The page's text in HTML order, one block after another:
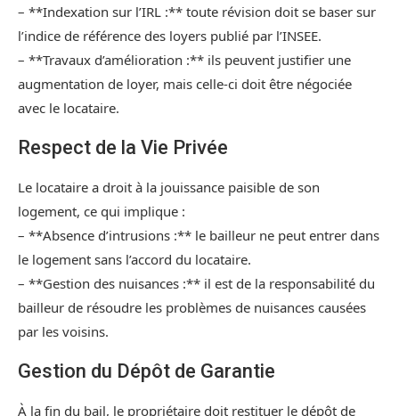
– **Indexation sur l’IRL :** toute révision doit se baser sur
l’indice de référence des loyers publié par l’INSEE.
– **Travaux d’amélioration :** ils peuvent justifier une
augmentation de loyer, mais celle-ci doit être négociée
avec le locataire.
Respect de la Vie Privée
Le locataire a droit à la jouissance paisible de son
logement, ce qui implique :
– **Absence d’intrusions :** le bailleur ne peut entrer dans
le logement sans l’accord du locataire.
– **Gestion des nuisances :** il est de la responsabilité du
bailleur de résoudre les problèmes de nuisances causées
par les voisins.
Gestion du Dépôt de Garantie
À la fin du bail, le propriétaire doit restituer le dépôt de